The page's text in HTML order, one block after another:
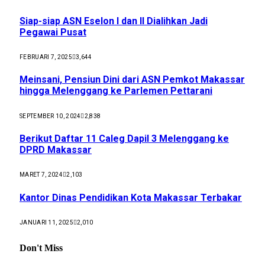
Siap-siap ASN Eselon I dan II Dialihkan Jadi
Pegawai Pusat
FEBRUARI 7, 2025 3,644
Meinsani, Pensiun Dini dari ASN Pemkot Makassar
hingga Melenggang ke Parlemen Pettarani
SEPTEMBER 10, 2024 2,838
Berikut Daftar 11 Caleg Dapil 3 Melenggang ke
DPRD Makassar
MARET 7, 2024 2,103
Kantor Dinas Pendidikan Kota Makassar Terbakar
JANUARI 11, 2025 2,010
Don't Miss